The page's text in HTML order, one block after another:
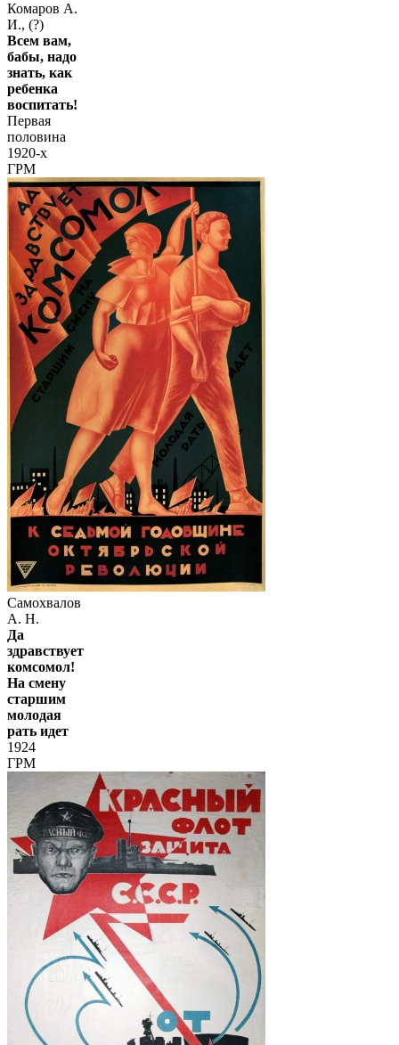
Комаров А.
И., (?)
Всем вам,
бабы, надо
знать, как
ребенка
воспитать!
Первая
половина
1920-х
ГРМ
Самохвалов
А. Н.
Да
здравствует
комсомол!
На смену
старшим
молодая
рать идет
1924
ГРМ